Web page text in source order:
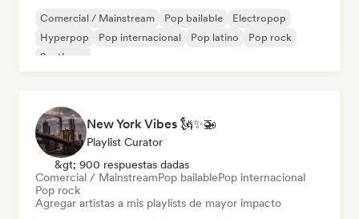
Comercial / Mainstream Pop bailable
Electropop
Hyperpop
Pop internacional Pop latino
Pop rock
Synthpop
New York Vibes 🗽✨🚁
Playlist Curator
&gt; 900 respuestas dadas
Comercial / MainstreamPop bailablePop internacional
Pop rock
Agregar artistas a mis playlists de mayor impacto